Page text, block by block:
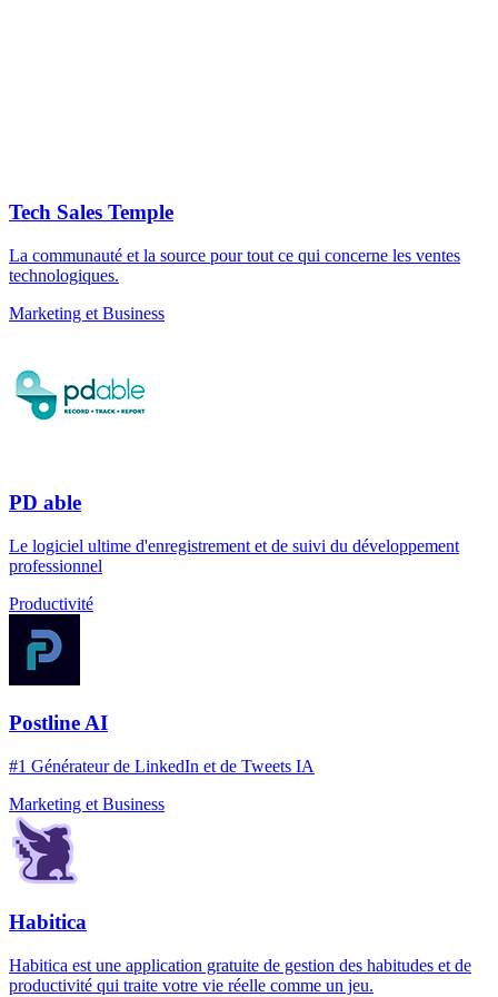
Tech Sales Temple
La communauté et la source pour tout ce qui concerne les ventes
technologiques.
Marketing et Business
PD able
Le logiciel ultime d'enregistrement et de suivi du développement
professionnel
Productivité
Postline AI
#1 Générateur de LinkedIn et de Tweets IA
Marketing et Business
Habitica
Habitica est une application gratuite de gestion des habitudes et de
productivité qui traite votre vie réelle comme un jeu.